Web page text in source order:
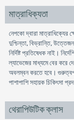
মাত্রাধিক্যতা
নেপকো দ্বারা মাত্রাধিক্যের
দুশ্চিন্তা, বিভ্রান্তি,
নির্দিষ্ট প্রতিষেধক নাই।
ল্যাভেজের মাধ্যমে বের করে
অবলম্বন করতে হবে।
পাশাপাশি সহায়ক চিকিৎসা
থেরাপিউটিক ক্লাস